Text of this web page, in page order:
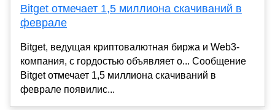
Bitget отмечает 1,5 миллиона скачиваний в
феврале
Bitget, ведущая криптовалютная биржа и Web3-
компания, с гордостью объявляет о... Сообщение
Bitget отмечает 1,5 миллиона скачиваний в
феврале появилис...